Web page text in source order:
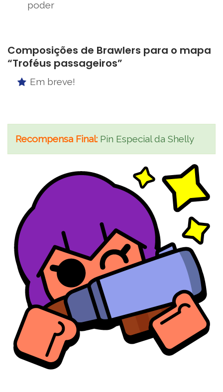
poder
Composições de Brawlers para o mapa
“Troféus passageiros”
Em breve!
Recompensa Final: Pin Especial da Shelly